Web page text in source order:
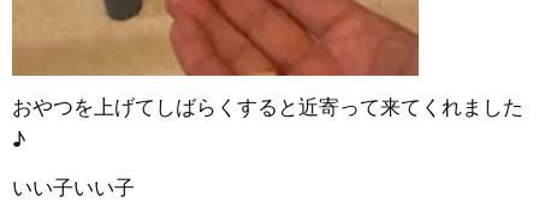
おやつを上げてしばらくすると近寄って来てくれました
♪
いい子いい子